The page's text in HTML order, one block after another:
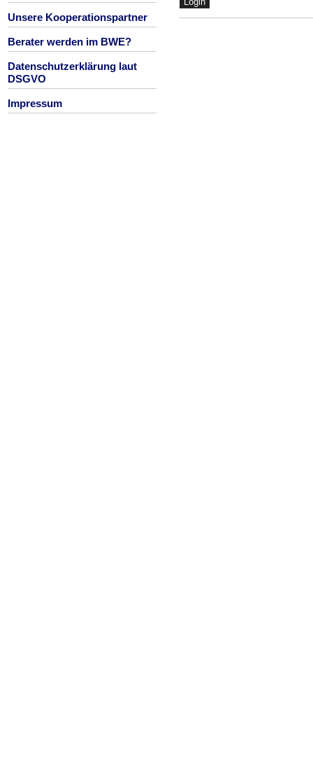
Unsere Kooperationspartner
Berater werden im BWE?
Datenschutzerklärung laut
DSGVO
Impressum